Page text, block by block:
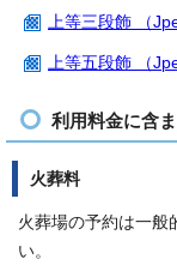
上等三段飾 （
上等五段飾 （
利用料金に含
火葬料
火葬場の予約は一般
い。